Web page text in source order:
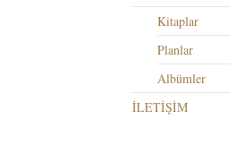
Kitaplar
Planlar
Albümler
İLETİŞİM